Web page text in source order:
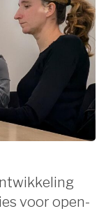
voor open-